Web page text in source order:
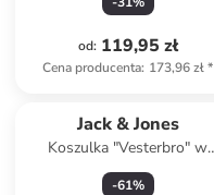
od: 119,95 zł
Cena producenta: 173,96 zł*
Jack & Jones
Koszulka "Vesterbro" w
kolorze szarym
-61%